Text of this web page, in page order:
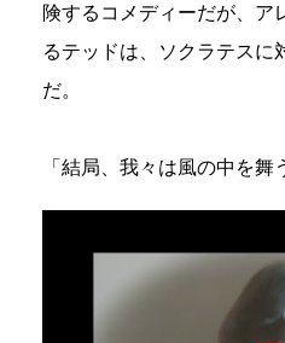
険するコメディーだが、ア
るテッドは、ソクラテスに
だ。
「結局、我々は風の中を舞